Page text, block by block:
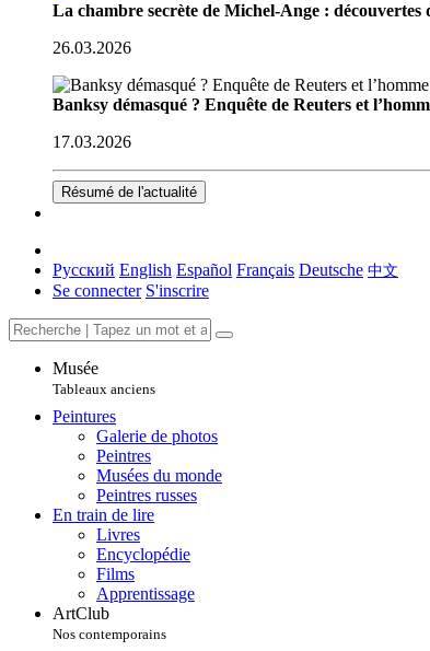
La chambre secrète de Michel-Ange :
26.03.2026
Banksy démasqué ? Enquête de Reuters et
17.03.2026
Résumé de l'actualité
Русский English Español Français Deutsche 中文
Se connecter S'inscrire
Musée
Tableaux anciens
Peintures
Galerie de photos
Peintres
Musées du monde
Peintres russes
En train de lire
Livres
Encyclopédie
Films
Apprentissage
ArtClub
Nos contemporains